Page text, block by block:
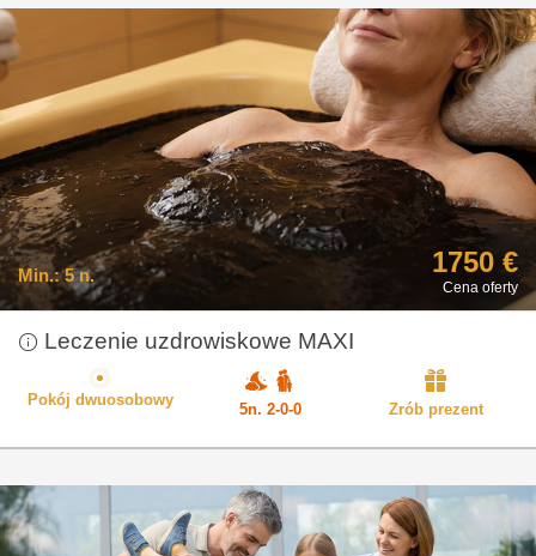
Min.: 5 n. 1750 €
Cena oferty
Leczenie uzdrowiskowe MAXI
Zrób prezent
Pokój dwuosobowy
5n. 2-0-0